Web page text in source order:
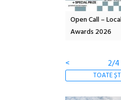
Open Call –
Awards 2026
<
2/4
TOATE